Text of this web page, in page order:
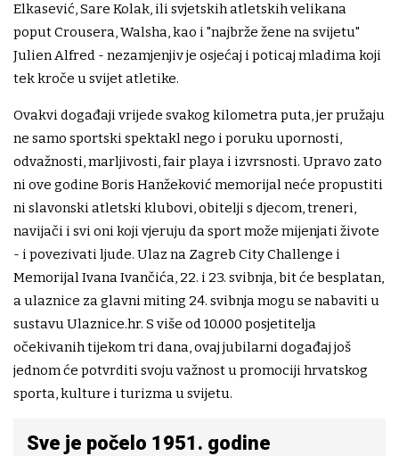
Elkasević, Sare Kolak, ili svjetskih atletskih velikana
poput Crousera, Walsha, kao i "najbrže žene na svijetu"
Julien Alfred - nezamjenjiv je osjećaj i poticaj mladima koji
tek kroče u svijet atletike.
Ovakvi događaji vrijede svakog kilometra puta, jer pružaju
ne samo sportski spektakl nego i poruku upornosti,
odvažnosti, marljivosti, fair playa i izvrsnosti. Upravo zato
ni ove godine Boris Hanžeković memorijal neće propustiti
ni slavonski atletski klubovi, obitelji s djecom, treneri,
navijači i svi oni koji vjeruju da sport može mijenjati živote
- i povezivati ljude. Ulaz na Zagreb City Challenge i
Memorijal Ivana Ivančića, 22. i 23. svibnja, bit će besplatan,
a ulaznice za glavni miting 24. svibnja mogu se nabaviti u
sustavu Ulaznice.hr. S više od 10.000 posjetitelja
očekivanih tijekom tri dana, ovaj jubilarni događaj još
jednom će potvrditi svoju važnost u promociji hrvatskog
sporta, kulture i turizma u svijetu.
Sve je počelo 1951. godine